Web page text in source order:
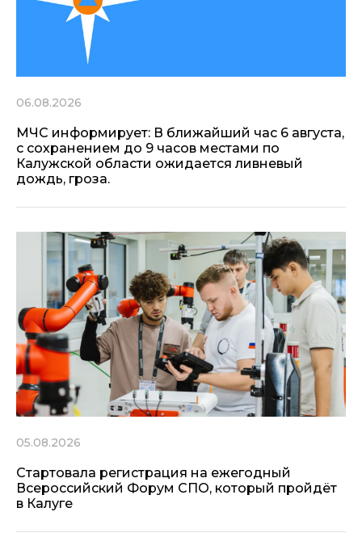
06.08.2026
МЧС информирует: В ближайший час 6 августа,
с сохранением до 9 часов местами по
Калужской области ожидается ливневый
дождь, гроза.
05.08.2026
Стартовала регистрация на ежегодный
Всероссийский Форум СПО, который пройдёт
в Калуге